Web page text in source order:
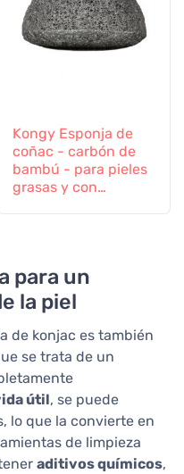
Kongy Esponja de
coñac - carbón de
bambú - para pieles
grasas y con
para un
la piel
de konjac es también
se trata de un
útil, se puede
lo que la convierte en
de limpieza
aditivos químicos,